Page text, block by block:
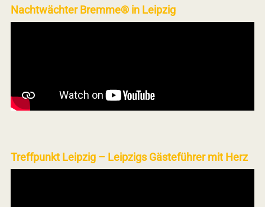
Nachtwächter Bremme® in Leipzig
Treffpunkt Leipzig – Leipzigs Gästeführer mit Herz